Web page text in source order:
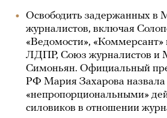
Освободить задержанных в
журналистов, включая
«Ведомости»,
ЛДПР, Союз журналистов и
Симоньян. Официальный
РФ Мария Захарова назвала
«непропорциональными»
силовиков в отношении